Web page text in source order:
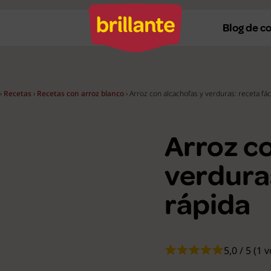
Blog de
› Recetas › Recetas con arroz blanco ›Arroz con alcachofas y verduras: receta
Arroz
rápida
5,0 / 5 (1